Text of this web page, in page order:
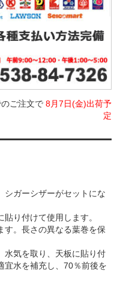
のご注文で8月7日(金)出荷予
定
シガーシザーがセットにな
り付けて使用します。
す。長さの異なる葉巻を保
水気を取り、天板に貼り付
宜水を補充し、70％前後を